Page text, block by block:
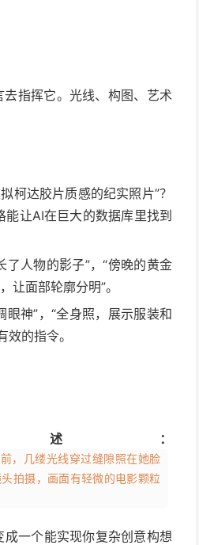
指挥它。光线、构图、艺术
柯达胶片质感的纪实照片”？
能让AI在巨大的数据库里找到
人物的影子”，“傍晚的黄金
让面部轮廓分明”。
神”，“全身照，展示服装和
的指令。
：
，几缕光线穿过缝隙照在她脸
拍摄，画面有轻微的电影颗粒
一个能实现你复杂创意构想